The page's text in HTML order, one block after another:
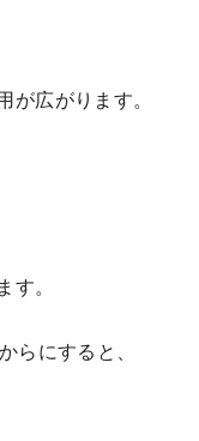
広がります。
。
らにすると、